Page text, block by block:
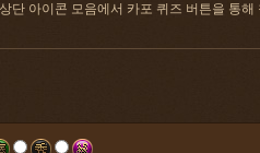
단 아이콘 모음에서 카포 퀴즈 버튼을 통